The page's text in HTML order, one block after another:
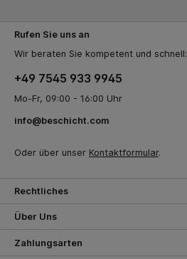
Rufen Sie uns an
Wir beraten Sie kompetent und schnell:
+49 7545 933 9945
Mo-Fr, 09:00 - 16:00 Uhr
info@beschicht.com
Oder über unser Kontaktformular.
Rechtliches
Über Uns
Zahlungsarten